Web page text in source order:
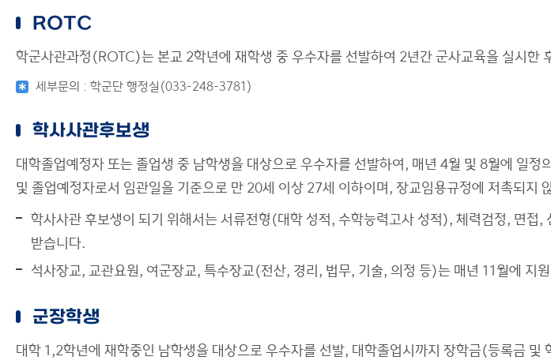
ROTC
학군사관과정(ROTC)는 본교 2학년에 재학생 중 우수자를 선발하여 2년간 군사교육을 실시한
세부문의 : 학군단 행정실(033-248-3781)
학사사관후보생
대학졸업예정자 또는 졸업생 중 남학생을 대상으로 우수자를 선발하여, 매년 4월 및 8월에 일
및 졸업예정자로서 임관일을 기준으로 만 20세 이상 27세 이하이며, 장교임용규정에 저촉되지
학사사관 후보생이 되기 위해서는 서류전형(대학 성적, 수학능력고사 성적), 체력검정, 면
받습니다.
석사장교, 교관요원, 여군장교, 특수장교(전산, 경리, 법무, 기술, 의정 등)는 매년 11월에 지
군장학생
대학 1,2학년에 재학중인 남학생을 대상으로 우수자를 선발, 대학졸업시까지 장학금(등록금